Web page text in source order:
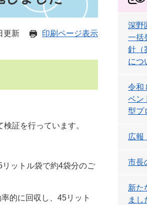
更新 印刷ページ表示
証を行っています。
ットル袋で約4袋分のご
的に回収し、45リット
深野
一括
針（
につ
令和
ベン
型プ
広報
市長
新た
まし